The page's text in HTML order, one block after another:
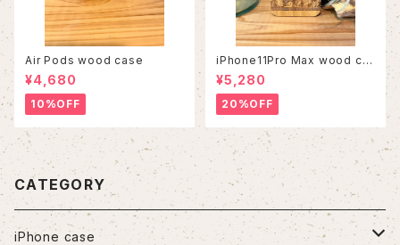
Air Pods wood case
¥4,680
10%OFF
iPhone11Pro Max wood ca
se
¥5,280
20%OFF
CATEGORY
iPhone case